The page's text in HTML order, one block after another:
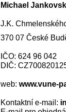
Michael
J.K.
370 07 České
IČO: 624 96 042
DIČ:
web: www.vune-
Kontaktní e-mail: